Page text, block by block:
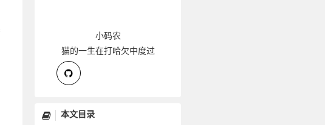
小码农
猫的一生在打哈欠中度过
本文目录